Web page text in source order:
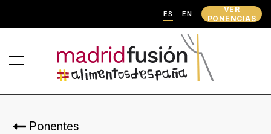
ES EN
VER
PONENCIAS
Ponentes